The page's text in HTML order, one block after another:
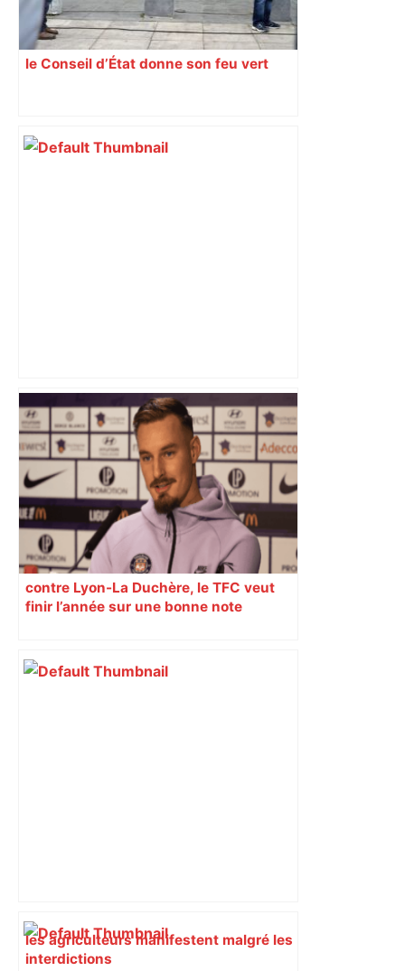
le Conseil d’État donne son feu vert
Direct. Top 14 – Perpignan – Toulouse :
l’Usap peut-elle faire chuter le
champion toulousain ? – Rugbyrama
contre Lyon-La Duchère, le TFC veut
finir l’année sur une bonne note
les agriculteurs manifestent malgré les
interdictions